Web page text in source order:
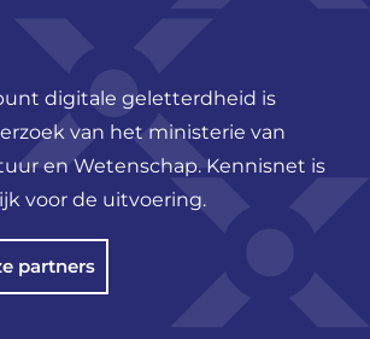
digitale geletterdheid is
van het ministerie van
en Wetenschap. Kennisnet is
voor de uitvoering.
partners